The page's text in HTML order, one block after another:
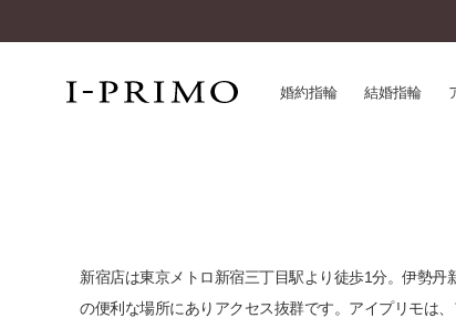
婚約指輪 結婚指輪
エタニティリング一覧
アニバーサリージュエリー一覧
新宿店は東京メトロ新宿三丁目駅より徒歩1分。伊勢丹
の便利な場所にありアクセス抜群です。アイプリモは